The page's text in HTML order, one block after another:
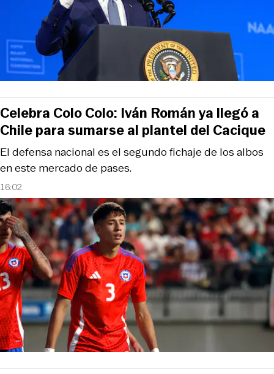
16:02
El defensa nacional es el segundo fichaje de los albos
en este mercado de pases.
Celebra Colo Colo: Iván Román ya llegó a
Chile para sumarse al plantel del Cacique